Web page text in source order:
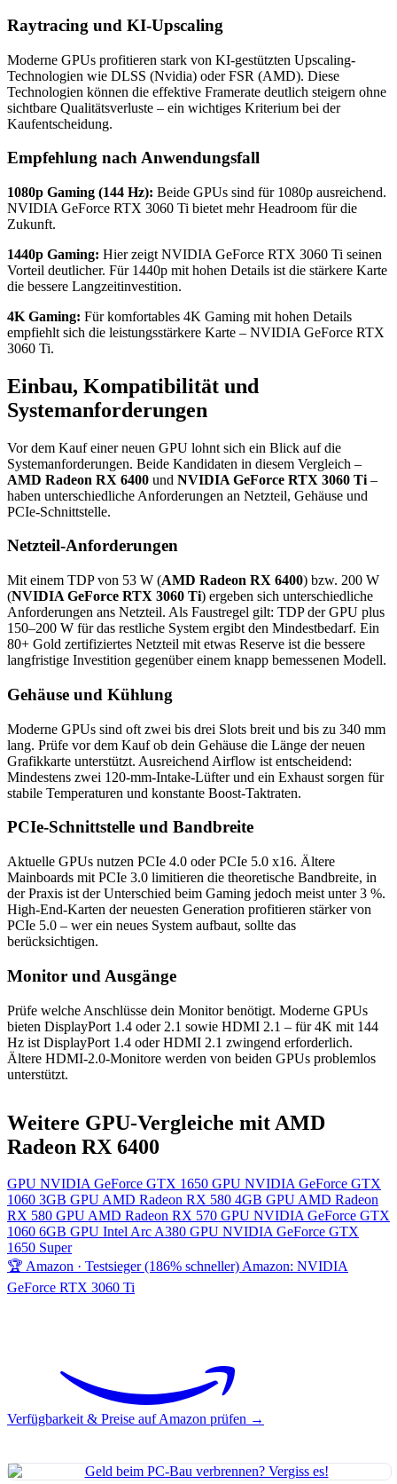
Raytracing und KI-Upscaling
Moderne GPUs profitieren stark von KI-gestützten Upscaling-
Technologien wie DLSS (Nvidia) oder FSR (AMD). Diese
Technologien können die effektive Framerate deutlich steigern ohne
sichtbare Qualitätsverluste – ein wichtiges Kriterium bei der
Kaufentscheidung.
Empfehlung nach Anwendungsfall
1080p Gaming (144 Hz): Beide GPUs sind für 1080p ausreichend.
NVIDIA GeForce RTX 3060 Ti bietet mehr Headroom für die
Zukunft.
1440p Gaming: Hier zeigt NVIDIA GeForce RTX 3060 Ti seinen
Vorteil deutlicher. Für 1440p mit hohen Details ist die stärkere Karte
die bessere Langzeitinvestition.
4K Gaming: Für komfortables 4K Gaming mit hohen Details
empfiehlt sich die leistungsstärkere Karte – NVIDIA GeForce RTX
3060 Ti.
Einbau, Kompatibilität und
Systemanforderungen
Vor dem Kauf einer neuen GPU lohnt sich ein Blick auf die
Systemanforderungen. Beide Kandidaten in diesem Vergleich –
AMD Radeon RX 6400 und NVIDIA GeForce RTX 3060 Ti –
haben unterschiedliche Anforderungen an Netzteil, Gehäuse und
PCIe-Schnittstelle.
Netzteil-Anforderungen
Mit einem TDP von 53 W (AMD Radeon RX 6400) bzw. 200 W
(NVIDIA GeForce RTX 3060 Ti) ergeben sich unterschiedliche
Anforderungen ans Netzteil. Als Faustregel gilt: TDP der GPU plus
150–200 W für das restliche System ergibt den Mindestbedarf. Ein
80+ Gold zertifiziertes Netzteil mit etwas Reserve ist die bessere
langfristige Investition gegenüber einem knapp bemessenen Modell.
Gehäuse und Kühlung
Moderne GPUs sind oft zwei bis drei Slots breit und bis zu 340 mm
lang. Prüfe vor dem Kauf ob dein Gehäuse die Länge der neuen
Grafikkarte unterstützt. Ausreichend Airflow ist entscheidend:
Mindestens zwei 120-mm-Intake-Lüfter und ein Exhaust sorgen für
stabile Temperaturen und konstante Boost-Taktraten.
PCIe-Schnittstelle und Bandbreite
Aktuelle GPUs nutzen PCIe 4.0 oder PCIe 5.0 x16. Ältere
Mainboards mit PCIe 3.0 limitieren die theoretische Bandbreite, in
der Praxis ist der Unterschied beim Gaming jedoch meist unter 3 %.
High-End-Karten der neuesten Generation profitieren stärker von
PCIe 5.0 – wer ein neues System aufbaut, sollte das
berücksichtigen.
Monitor und Ausgänge
Prüfe welche Anschlüsse dein Monitor benötigt. Moderne GPUs
bieten DisplayPort 1.4 oder 2.1 sowie HDMI 2.1 – für 4K mit 144
Hz ist DisplayPort 1.4 oder HDMI 2.1 zwingend erforderlich.
Ältere HDMI-2.0-Monitore werden von beiden GPUs problemlos
unterstützt.
Weitere GPU-Vergleiche mit AMD
Radeon RX 6400
GPU NVIDIA GeForce GTX 1650 GPU NVIDIA GeForce GTX
1060 3GB GPUAMD Radeon RX 580 4GB GPUAMD Radeon
RX 580 GPUAMD Radeon RX 570 GPU NVIDIA GeForce GTX
1060 6GB GPU Intel Arc A380 GPU NVIDIA GeForce GTX
1650 Super
🏆 Amazon · Testsieger (186% schneller)Amazon: NVIDIA
GeForce RTX 3060 Ti
Verfügbarkeit & Preise auf Amazon prüfen →